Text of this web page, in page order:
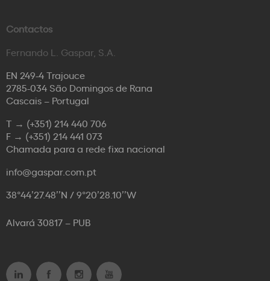
Contactos
Fernando L. Gaspar, S.A.
EN 249-4 Trajouce
2785-034 São Domingos de Rana
Cascais – Portugal
T → (+351) 214 440 706
F → (+351) 214 441 073
Chamada para a rede fixa nacional
info@gaspar.com.pt
38°44’27.48’’N / 9°20’28.10’’W
Alvará 30817 – PUB